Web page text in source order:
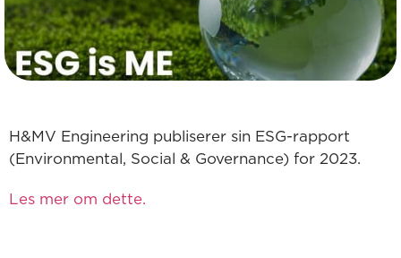
H&MV Engineering publiserer sin ESG-rapport
(Environmental, Social & Governance) for 2023.
Les mer om dette.